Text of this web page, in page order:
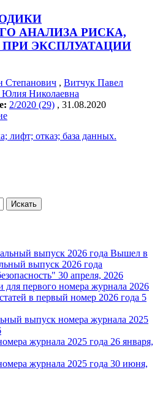
АНАЛИЗА РИСКА,
ЭКСПЛУАТАЦИИ
Степанович , Витчук Павел
Юлия Николаевна
2/2020 (29) , 31.08.2020
лифт; отказ; база данных.
Искать
выпуск 2026 года Вышел в
выпуск 2026 года
30 апреля, 2026
для первого номера журнала 2026
в первый номер 2026 года 5
выпуск номера журнала 2025
журнала 2025 года 26 января,
журнала 2025 года 30 июня,